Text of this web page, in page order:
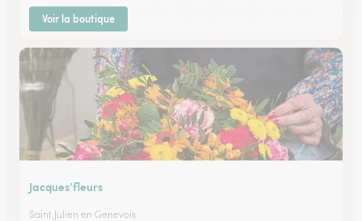
Voir la boutique
Jacques’fleurs
Saint Julien en Genevois